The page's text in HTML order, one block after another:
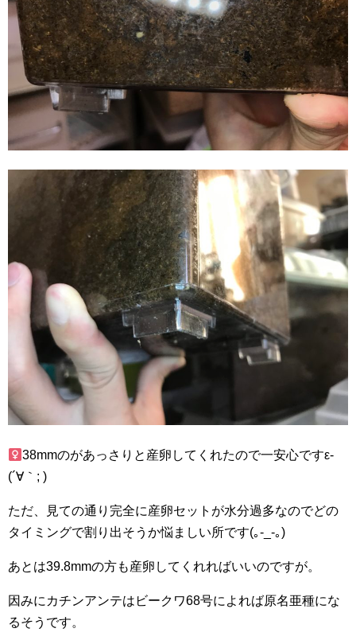
38mmのがあっさりと産卵してくれたので一安心ですε-
(´∀｀; )
ただ、見ての通り完全に産卵セットが水分過多なのでどの
タイミングで割り出そうか悩ましい所です(｡-_-｡)
あとは39.8mmの方も産卵してくれればいいのですが。
因みにカチンアンテはビークワ68号によれば原名亜種にな
るそうです。